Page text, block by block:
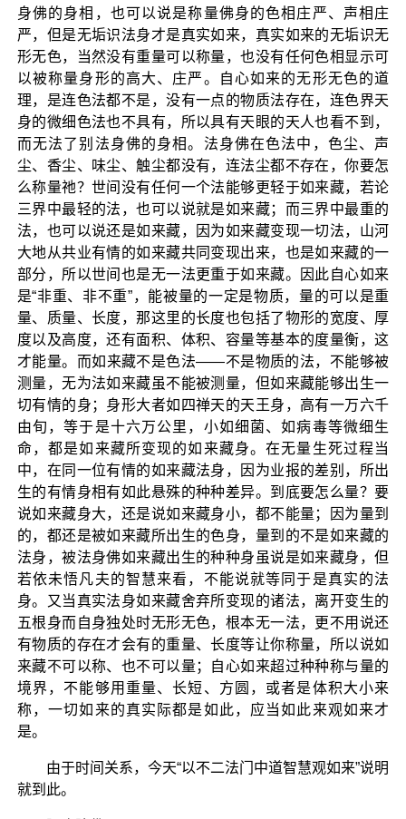
身佛的身相，也可以说是称量佛身的色相庄严、声相庄
严，但是无垢识法身才是真实如来，真实如来的无垢识无
形无色，当然没有重量可以称量，也没有任何色相显示可
以被称量身形的高大、庄严。自心如来的无形无色的道
理，是连色法都不是，没有一点的物质法存在，连色界天
身的微细色法也不具有，所以具有天眼的天人也看不到，
而无法了别法身佛的身相。法身佛在色法中，色尘、声
尘、香尘、味尘、触尘都没有，连法尘都不存在，你要怎
么称量祂？世间没有任何一个法能够更轻于如来藏，若论
三界中最轻的法，也可以说就是如来藏；而三界中最重的
法，也可以说还是如来藏，因为如来藏变现一切法，山河
大地从共业有情的如来藏共同变现出来，也是如来藏的一
部分，所以世间也是无一法更重于如来藏。因此自心如来
是“非重、非不重”，能被量的一定是物质，量的可以是重
量、质量、长度，那这里的长度也包括了物形的宽度、厚
度以及高度，还有面积、体积、容量等基本的度量衡，这
才能量。而如来藏不是色法——不是物质的法，不能够被
测量，无为法如来藏虽不能被测量，但如来藏能够出生一
切有情的身；身形大者如四禅天的天王身，高有一万六千
由旬，等于是十六万公里，小如细菌、如病毒等微细生
命，都是如来藏所变现的如来藏身。在无量生死过程当
中，在同一位有情的如来藏法身，因为业报的差别，所出
生的有情身相有如此悬殊的种种差异。到底要怎么量？要
说如来藏身大，还是说如来藏身小，都不能量；因为量到
的，都还是被如来藏所出生的色身，量到的不是如来藏的
法身，被法身佛如来藏出生的种种身虽说是如来藏身，但
若依未悟凡夫的智慧来看，不能说就等同于是真实的法
身。又当真实法身如来藏舍弃所变现的诸法，离开变生的
五根身而自身独处时无形无色，根本无一法，更不用说还
有物质的存在才会有的重量、长度等让你称量，所以说如
来藏不可以称、也不可以量；自心如来超过种种称与量的
境界，不能够用重量、长短、方圆，或者是体积大小来
称，一切如来的真实际都是如此，应当如此来观如来才
是。
由于时间关系，今天“以不二法门中道智慧观如来”说明
就到此。